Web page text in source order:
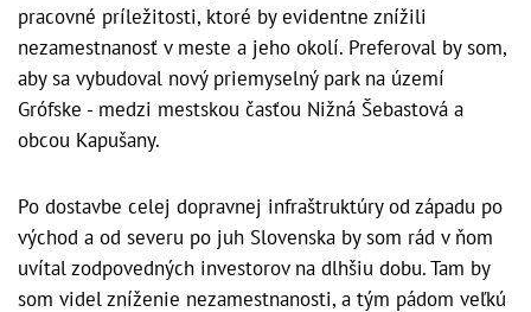
pracovné príležitosti, ktoré by evidentne znížili
nezamestnanosť v meste a jeho okolí. Preferoval by som,
aby sa vybudoval nový priemyselný park na území
Grófske - medzi mestskou časťou Nižná Šebastová a
obcou Kapušany.
Po dostavbe celej dopravnej infraštruktúry od západu po
východ a od severu po juh Slovenska by som rád v ňom
uvítal zodpovedných investorov na dlhšiu dobu. Tam by
som videl zníženie nezamestnanosti, a tým pádom veľkú